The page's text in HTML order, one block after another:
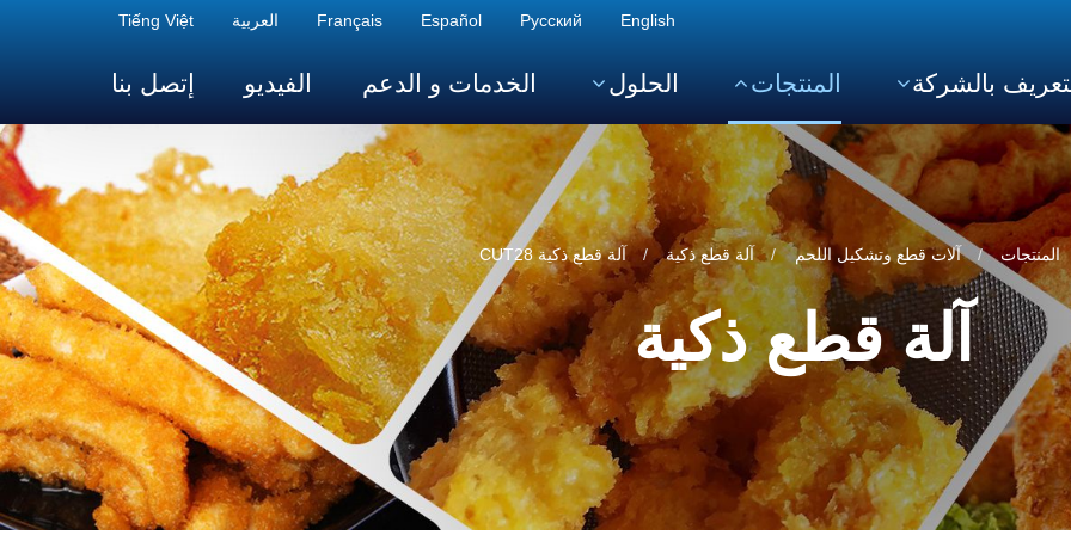
English
Русский
Español
Français العربية Tiếng Việt
بالشركة المنتجات الحلول الخدمات و الدعم الفيديو إتصل بنا
المنتجات آلات قطع وتشكيل اللحم آلة قطع ذكية آلة قطع ذكية CUT28
آلة قطع ذكية